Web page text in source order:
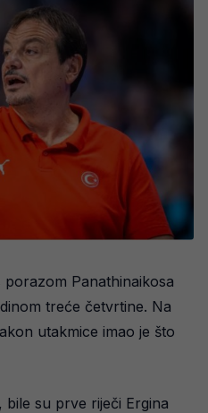
Panathinaikosa
treće četvrtine. Na
utakmice imao je što
, bile su prve riječi Ergina